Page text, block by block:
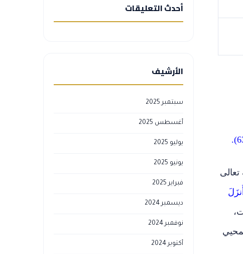
أحدث التعليقات
الأرشيف
سبتمبر 2025
أغسطس 2025
يوليو 2025
يونيو 2025
فبراير 2025
ديسمبر 2024
نوفمبر 2024
أكتوبر 2024